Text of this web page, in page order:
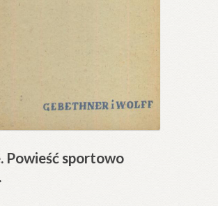
Powieść sportowo